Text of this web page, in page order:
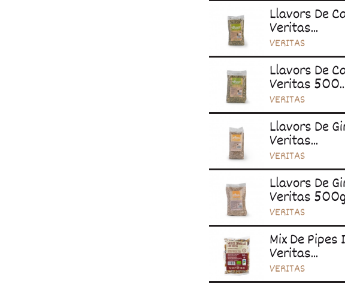
Llavors De
Veritas...
VERITAS
Llavors De
Veritas
VERITAS
Llavors De
Veritas...
VERITAS
Llavors De
Veritas
VERITAS
Mix De
Veritas...
VERITAS